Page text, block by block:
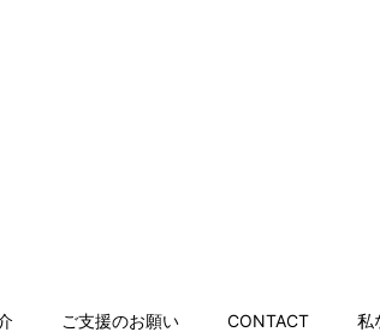
ご支援のお願い CONTACT 私